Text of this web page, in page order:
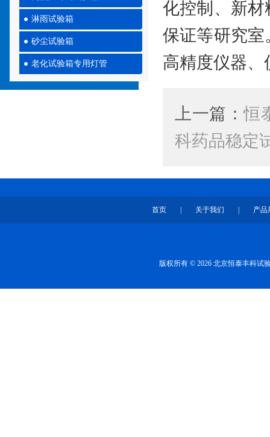
淋雨试验箱
砂尘试验箱
老化试验箱专用灯管
化控制、新
保证等研究
高精度仪器、
上一篇：恒
科药品稳定
首页 关于我们 产品
版权所有 © 2026 北京恒泰丰科试